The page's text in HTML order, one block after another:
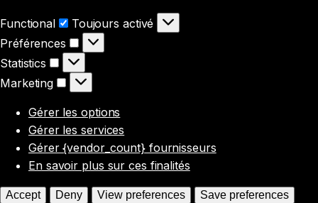
Functional Functional
Toujours activé
Préférences
Préférences
Statistics
Statistics
Marketing
Marketing
Gérer les options
Gérer les services
Gérer {vendor_count} fournisseurs
En savoir plus sur ces finalités
Accept Deny View preferences Save preferences